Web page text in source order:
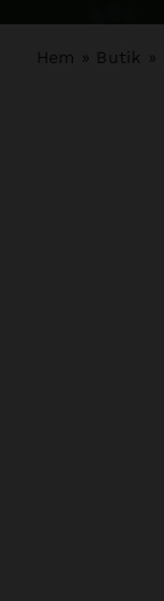
Hem » Butik »